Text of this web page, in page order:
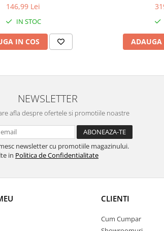
146,99 Lei
IN STOC
IN COS ADAUGA
NEWSLETTER
afla despre ofertele si promotiile noastre
newsletter cu promotiile magazinului.
in Politica de Confidentialitate
CLIENTI
Cum Cumpar